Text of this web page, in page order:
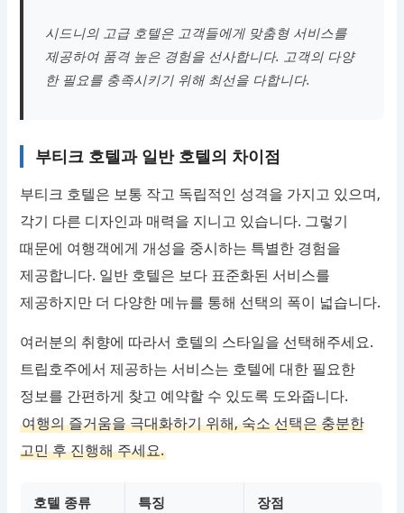
시드니의 고급 호텔은 고객들에게 맞춤형 서비스를
제공하여 품격 높은 경험을 선사합니다. 고객의 다양
한 필요를 충족시키기 위해 최선을 다합니다.
부티크 호텔과 일반 호텔의 차이점
부티크 호텔은 보통 작고 독립적인 성격을 가지고 있으며,
각기 다른 디자인과 매력을 지니고 있습니다. 그렇기
때문에 여행객에게 개성을 중시하는 특별한 경험을
제공합니다. 일반 호텔은 보다 표준화된 서비스를
제공하지만 더 다양한 메뉴를 통해 선택의 폭이 넓습니다.
여러분의 취향에 따라서 호텔의 스타일을 선택해주세요.
트립호주에서 제공하는 서비스는 호텔에 대한 필요한
정보를 간편하게 찾고 예약할 수 있도록 도와줍니다.
여행의 즐거움을 극대화하기 위해, 숙소 선택은 충분한
고민 후 진행해 주세요.
호텔 종류 특징 장점